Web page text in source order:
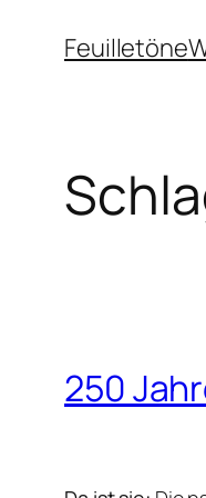
InhaltFeuilletöne
250